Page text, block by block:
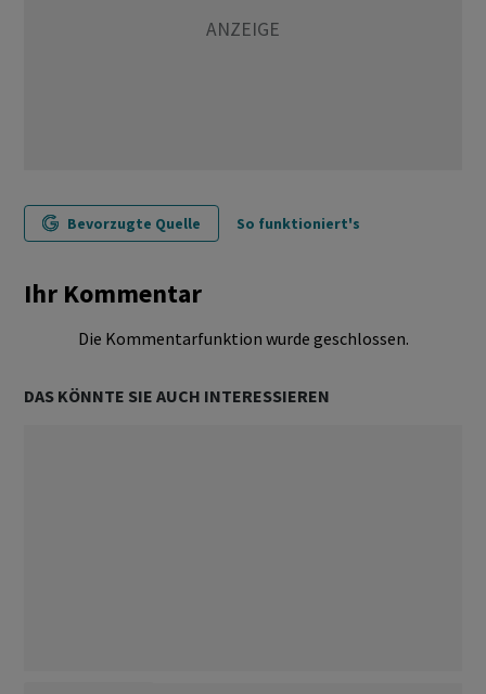
Bevorzugte Quelle So funktioniert's
Ihr Kommentar
Die Kommentarfunktion wurde geschlossen.
DAS KÖNNTE SIE AUCH INTERESSIEREN